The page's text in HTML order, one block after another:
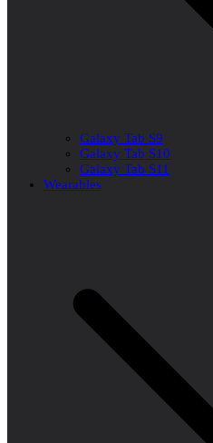
Galaxy Tab S9
Galaxy Tab S10
Galaxy Tab S11
Wearables